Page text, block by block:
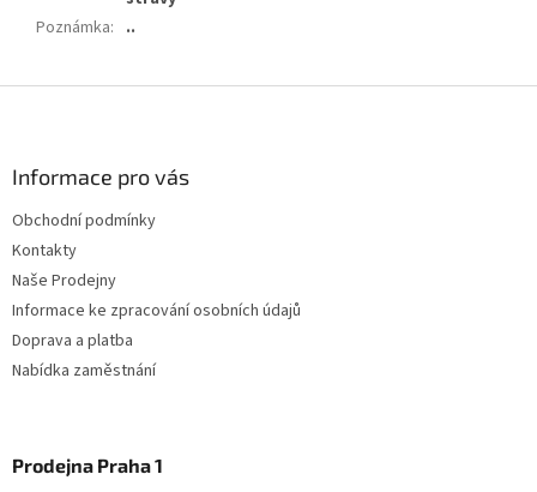
Poznámka: ..
Informace pro vás
Obchodní podmínky
Kontakty
Naše Prodejny
Informace ke zpracování osobních údajů
Doprava a platba
Nabídka zaměstnání
Prodejna Praha 1